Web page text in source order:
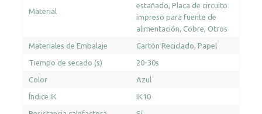
Material
estañado Placa de circuito
impreso para fuente de
alimentación Cobre Otros
Materiales de Embalaje Cartón Reciclado Papel
Tiempo de secado (s) 20-30s
Color Azul
Índice IK IK10